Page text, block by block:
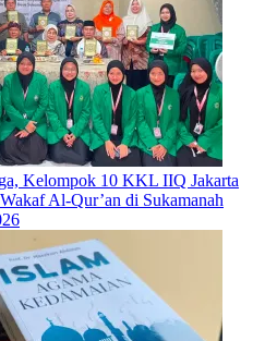
Kelompok 10 KKL IIQ Jakarta
Al-Qur’an di Sukamanah